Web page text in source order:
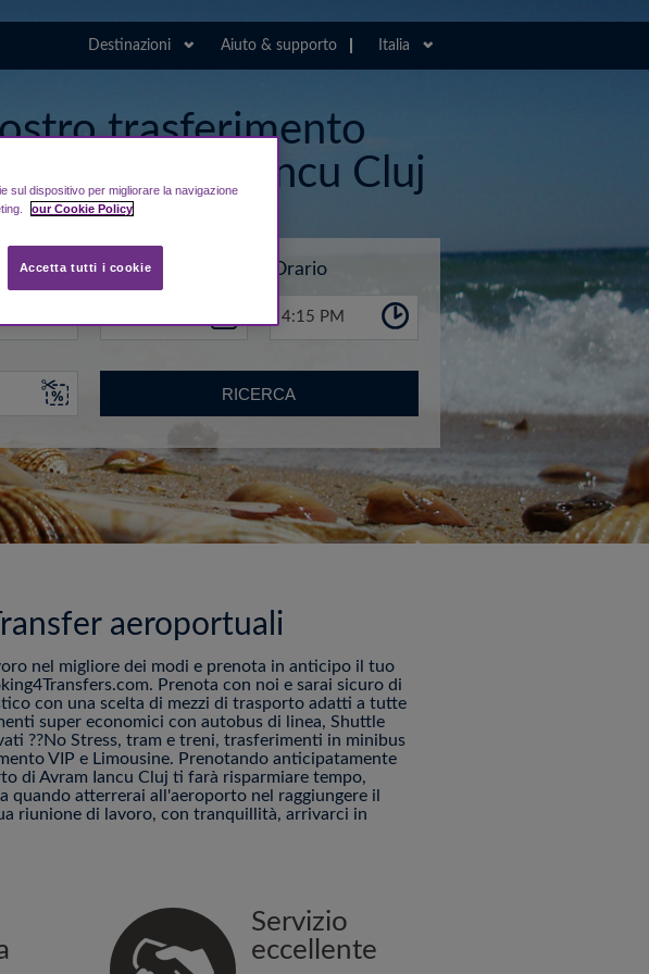
Destinazioni Aiuto & supporto Italia
trasferimento
di Avram Iancu Cluj
Data Orario
4:15 PM
RICERCA
aeroportuali
nel migliore dei modi e prenota in anticipo il tuo
Prenota con noi e sarai sicuro di
con una scelta di mezzi di trasporto adatti a tutte
super economici con autobus di linea, Shuttle
??No Stress, tram e treni, trasferimenti in minibus
VIP e Limousine. Prenotando anticipatamente
di Avram Iancu Cluj ti farà risparmiare tempo,
quando atterrerai all'aeroporto nel raggiungere il
riunione di lavoro, con tranquillità, arrivarci in
Servizio
eccellente
sul dispositivo per migliorare la navigazione
our Cookie Policy
Accetta tutti i cookie